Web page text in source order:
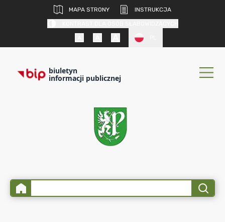
MAPA STRONY
INSTRUKCJA
biuletyn
informacji publicznej